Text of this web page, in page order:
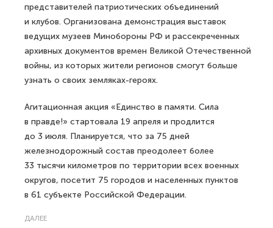
представителей патриотических объединений
и клубов. Организована демонстрация выставок
ведущих музеев Минобороны РФ и рассекреченных
архивных документов времен Великой Отечественной
войны, из которых жители регионов смогут больше
узнать о своих земляках-героях.
Агитационная акция «Единство в памяти. Сила
в правде!» стартовала 19 апреля и продлится
до 3 июля. Планируется, что за 75 дней
железнодорожный состав преодолеет более
33 тысячи километров по территории всех военных
округов, посетит 75 городов и населенных пунктов
в 61 субъекте Российской Федерации.
ДАЛЕЕ